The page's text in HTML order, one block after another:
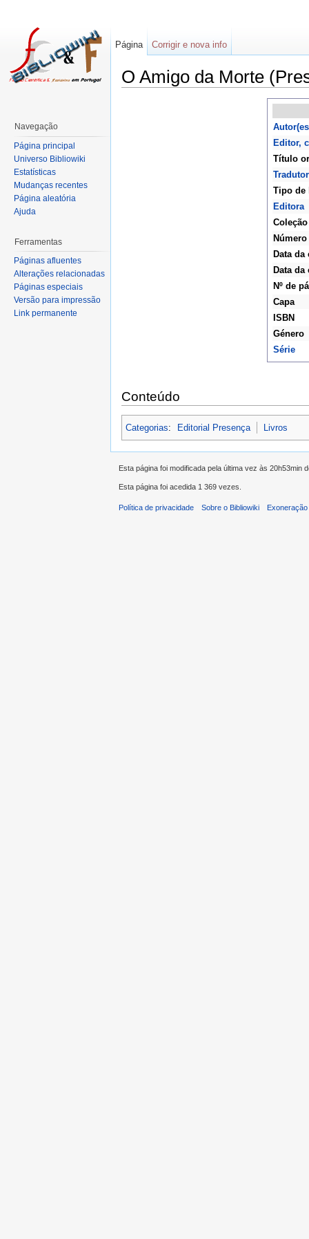
O Amigo da Morte
Editor,
Título
Tipo de
Editora
Coleção
Número
Data da
Data
Nº de
Capa
ISBN
Género
Série
Conteúdo
Categorias: Editorial Presença Livros
Página Corrigir e nova info
Navegação
Página principal
Universo Bibliowiki
Estatísticas
Mudanças recentes
Página aleatória
Ajuda
Ferramentas
Páginas afluentes
Alterações relacionadas
Páginas especiais
Versão para impressão
Link permanente
Esta página foi modificada pela última vez às 20h53min
Esta página foi acedida 1 369 vezes.
Política de privacidade Sobre o Bibliowiki